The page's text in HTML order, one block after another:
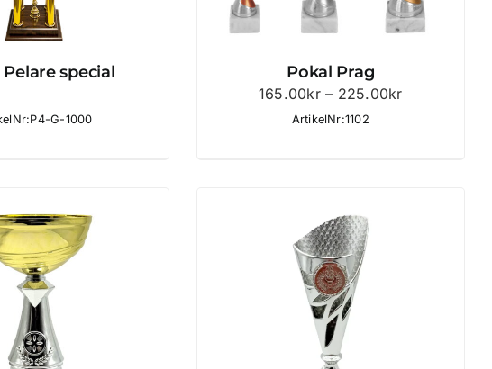
special
G-1000
Pokal Prag
165.00kr – 225.00krPrisintervall:
ArtikelNr:1102